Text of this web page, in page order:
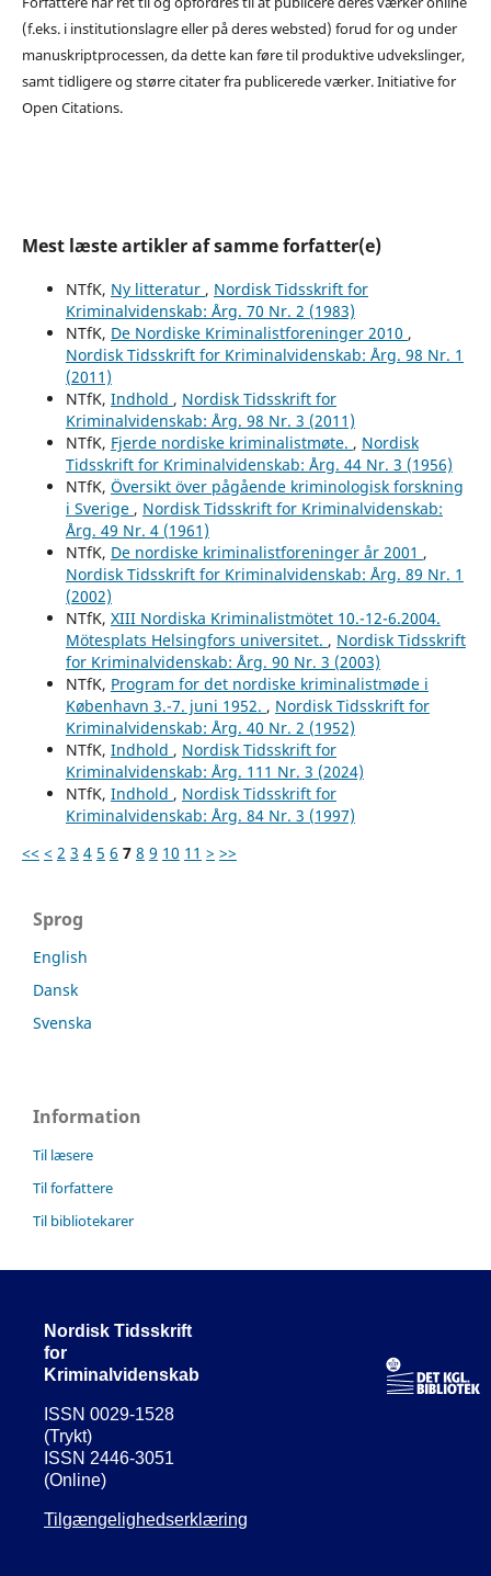
(f.eks. i institutionslagre eller på deres websted) forud for og under
manuskriptprocessen, da dette kan føre til produktive udvekslinger,
samt tidligere og større citater fra publicerede værker. Initiative for
Open Citations.
Mest læste artikler af samme forfatter(e)
NTfK, Ny litteratur , Nordisk Tidsskrift for
Kriminalvidenskab: Årg. 70 Nr. 2 (1983)
NTfK, De Nordiske Kriminalistforeninger 2010 ,
Nordisk Tidsskrift for Kriminalvidenskab: Årg. 98 Nr. 1
(2011)
NTfK, Indhold , Nordisk Tidsskrift for
Kriminalvidenskab: Årg. 98 Nr. 3 (2011)
NTfK, Fjerde nordiske kriminalistmøte. , Nordisk
Tidsskrift for Kriminalvidenskab: Årg. 44 Nr. 3 (1956)
NTfK, Översikt över pågående kriminologisk forskning
i Sverige , Nordisk Tidsskrift for Kriminalvidenskab:
Årg. 49 Nr. 4 (1961)
NTfK, De nordiske kriminalistforeninger år 2001 ,
Nordisk Tidsskrift for Kriminalvidenskab: Årg. 89 Nr. 1
(2002)
NTfK, XIII Nordiska Kriminalistmötet 10.-12-6.2004.
Mötesplats Helsingfors universitet. , Nordisk Tidsskrift
for Kriminalvidenskab: Årg. 90 Nr. 3 (2003)
NTfK, Program for det nordiske kriminalistmøde i
København 3.-7. juni 1952. , Nordisk Tidsskrift for
Kriminalvidenskab: Årg. 40 Nr. 2 (1952)
NTfK, Indhold , Nordisk Tidsskrift for
Kriminalvidenskab: Årg. 111 Nr. 3 (2024)
NTfK, Indhold , Nordisk Tidsskrift for
Kriminalvidenskab: Årg. 84 Nr. 3 (1997)
<< < 2 3 4 5 6 7 8 9 10 11 > >>
Sprog
English
Dansk
Svenska
Information
Til læsere
Til forfattere
Til bibliotekarer
Nordisk Tidsskrift
for
Kriminalvidenskab
ISSN 0029-1528
(Trykt)
ISSN 2446-3051
(Online)
Tilgængelighedserklæring